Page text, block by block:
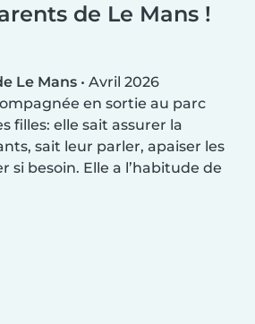
de Le Mans !
Le Mans • Avril 2026
en sortie au parc
filles: elle sait assurer la
sait leur parler, apaiser les
si besoin. Elle a l’habitude de